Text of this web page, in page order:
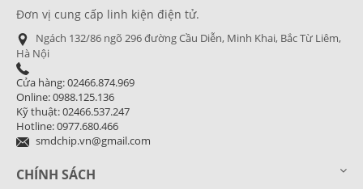
Đơn vị cung cấp linh kiện điện tử.
Ngách 132/86 ngõ 296 đường Cầu Diễn, Minh Khai, Bắc Từ Liêm,
Hà Nội
Cửa hàng: 02466.874.969
Online: 0988.125.136
Kỹ thuật: 02466.537.247
Hotline: 0977.680.466
smdchip.vn@gmail.com
CHÍNH SÁCH